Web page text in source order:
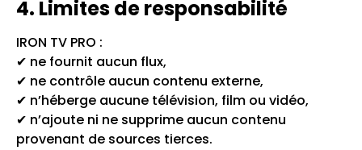
4. Limites de responsabilité
IRON TV PRO :
✔ ne fournit aucun flux,
✔ ne contrôle aucun contenu externe,
✔ n’héberge aucune télévision, film ou vidéo,
✔ n’ajoute ni ne supprime aucun contenu
provenant de sources tierces.